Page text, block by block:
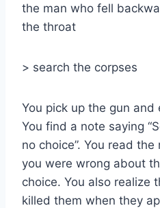
the man who fell
the throat
> search the corpses
You pick up the gun
You find a note saying
no choice”. You read
you were wrong about
choice. You also realize
killed them when they